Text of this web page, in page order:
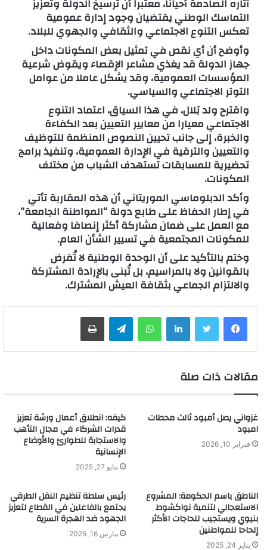
آثاره الصادمة أحيانا، معتبرا أن ترسيخ الدولة وتعزيز
التماسك الوطني يقتضيان وجود إدارة عمومية
تعكس التنوع الاجتماعي والثقافي والجهوي للبلاد.
وأوضح أن أي نقص في تمثيل بعض المكونات داخل
جهاز الدولة قد يغذي مشاعر الإقصاء ويقوض شرعية
المؤسسات العمومية، وقد يشكل عاملا من عوامل
التوتر الاجتماعي والسياسي.
واقترح ولد بَلال، في هذا السياق، اعتماد التنوع
الاجتماعي معيارا من معايير التعيين بعد الكفاءة
والخبرة، إلى جانب تحيين النصوص المنظمة للتوظيف
والتعيين والترقية في الإدارة العمومية، وتنفيذ برامج
تحضيرية للمسابقات تستهدف الشباب من مختلف
المكونات.
وأكد الدبلوماسي الموريتاني أن هذه المقاربة تأتي
في إطار الحفاظ على طابع دولة “المواطنة الجامعة”،
مع العمل على ضمان مشاركة أكثر إنصافا وفعالية
للمكونات المجتمعية في تسيير الشأن العام.
وختم بالتأكيد على أن الوحدة الوطنية لا تُفرض
بالقوانين ولا بالمراسيم، بل تُبنى بالإرادة المشتركة
والالتزام الجماعي بثقافة العيش المشترك.
لينكدإن واتساب
مقالات ذات صلة
غزواني يصل أمبود ثالث محطات
امبود
فبراير 10, 2026
كيفه: انطلاق أعمال ورشة تعزيز
قدرات الشركاء في مجال التأهب
والاستجابة للطوارئ والأوضاع
الإنسانية
مايو 27, 2025
الناطق باسم الحكومة: المشروع
الاستعجالي لتنمية نواكشوط
بنيوي ويستجيب للحاجات الأكثر
إلحاحا للمواطنين
يناير 24, 2025
رئيس سلطة تنظيم النقل الطرقي
يجتمع بالفاعلين في القطاع لتعزيز
الجهود ضد الهجرة السرية
مارس 16, 2025